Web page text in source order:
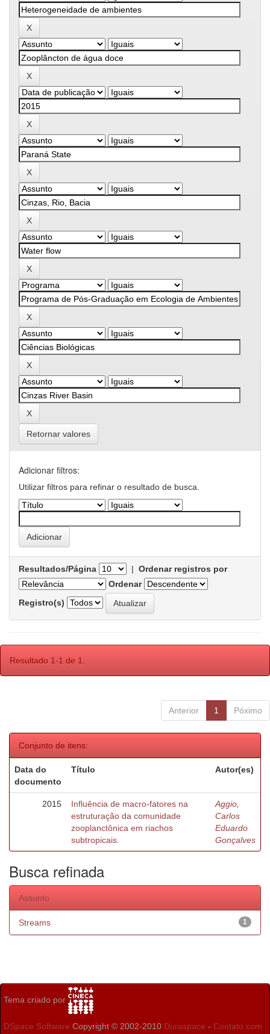
Retornar valores
Adicionar filtros:
Utilizar filtros para refinar o resultado de busca.
Resultados/Página | Ordenar registros por
Ordenar
Registro(s)
Resultado 1-1 de 1.
Anterior 1 Póximo
Conjunto de itens:
Data do
documento
Título Autor(es)
2015
Influência de macro-fatores na
estruturação da comunidade
zooplanctônica em riachos
subtropicais.
Aggio,
Carlos
Eduardo
Gonçalves
Busca refinada
Assunto
1
Streams
Tema criado por
DSpace Software Copyright © 2002-2010 Duraspace - Contato com